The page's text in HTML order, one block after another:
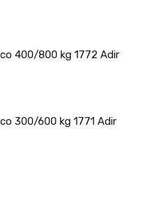
400/800 kg 1772 Adir
300/600 kg 1771 Adir